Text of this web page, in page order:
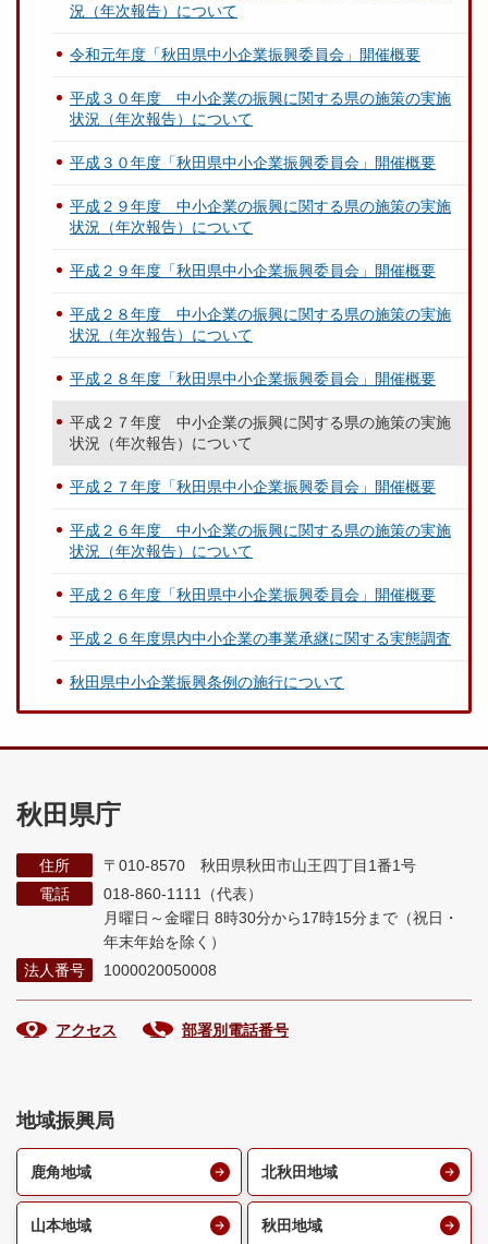
況（年次報告）について
令和元年度「秋田県中小企業振興委員会」開催概要
平成３０年度 中小企業の振興に関する県の施策の実施
状況（年次報告）について
平成３０年度「秋田県中小企業振興委員会」開催概要
平成２９年度 中小企業の振興に関する県の施策の実施
状況（年次報告）について
平成２９年度「秋田県中小企業振興委員会」開催概要
平成２８年度 中小企業の振興に関する県の施策の実施
状況（年次報告）について
平成２８年度「秋田県中小企業振興委員会」開催概要
平成２７年度 中小企業の振興に関する県の施策の実施
状況（年次報告）について
平成２７年度「秋田県中小企業振興委員会」開催概要
平成２６年度 中小企業の振興に関する県の施策の実施
状況（年次報告）について
平成２６年度「秋田県中小企業振興委員会」開催概要
平成２６年度県内中小企業の事業承継に関する実態調査
秋田県中小企業振興条例の施行について
秋田県庁
住所
〒010-8570 秋田県秋田市山王四丁目1番1号
電話
018-860-1111（代表）
月曜日～金曜日 8時30分から17時15分まで （祝日・
年末年始を除く）
法人番号
1000020050008
アクセス 部署別電話番号
地域振興局
鹿角地域 北秋田地域
山本地域 秋田地域